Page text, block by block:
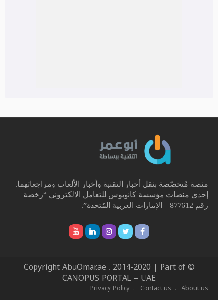
منصة مُتخصّصة بنقل أخبار التقنية وأخبار الألعاب ومراجعاتهما.
إحدى منصات مؤسسة كانوبوس للتعامل الالكتروني “رخصة
رقم 877612 – الإمارات العربية المُتحدة”.
© Copyright AbuOmar.ae , 2014-2020 | Part of
CANOPUS PORTAL – UAE
About us
Contact us
Privacy Policy